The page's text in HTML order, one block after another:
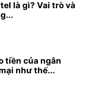
là gì? Vai trò và
tiền của ngân
như thế...